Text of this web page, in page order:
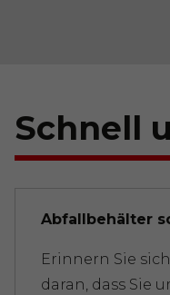
Schnell
Abfallbehälter
Erinnern Sie
daran, dass Sie